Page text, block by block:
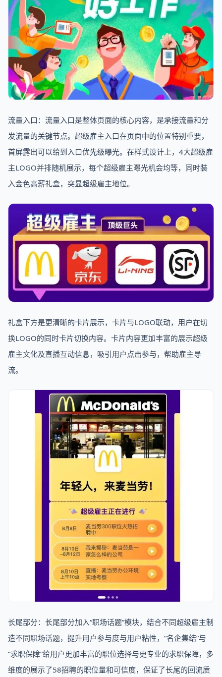
流量入口：流量入口是整体页面的核心内容，是承接流量和分
发流量的关键节点。超级雇主入口在页面中的位置特别重要，
首屏露出可以给到入口优先级曝光。在样式设计上，4大超级雇
主LOGO并排随机展示，每个超级雇主曝光机会均等，同时装
入金色高薪礼盒，突显超级雇主地位。
礼盒下方是更清晰的卡片展示，卡片与LOGO联动，用户在切
换LOGO的同时卡片切换内容。卡片内容更加丰富的展示超级
雇主文化及直播互动信息，吸引用户点击参与，帮助雇主导
流。
长尾部分：长尾部分加入“职场话题”模块，结合不同超级雇主制
造不同职场话题，提升用户参与度与用户粘性，“名企集结”与
“求职保障”给用户更加丰富的职位选择与更专业的求职保障，多
维度的展示了58招聘的职位量和可信度，保证了长尾的回流质